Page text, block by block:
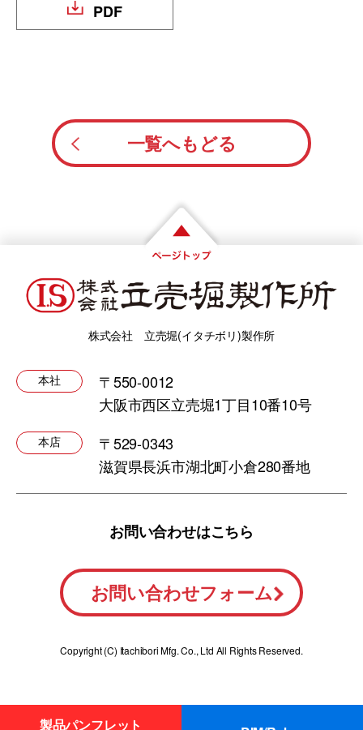
PDF
一覧へもどる
製品パンフレット
株式会社 立売堀(イタチボリ)製作所
本社
〒550-0012
大阪市西区立売堀1丁目10番10号
本店
〒529-0343
滋賀県長浜市湖北町小倉280番地
お問い合わせはこちら
お問い合わせフォーム
Copyright (C) Itachibori Mfg. Co., Ltd All Rights Reserved.